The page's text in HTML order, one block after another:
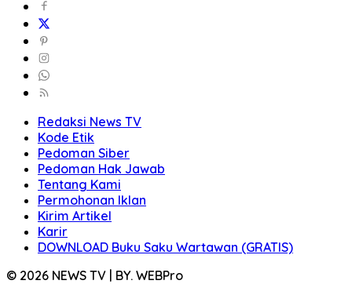
Redaksi News TV
Kode Etik
Pedoman Siber
Pedoman Hak Jawab
Tentang Kami
Permohonan Iklan
Kirim Artikel
Karir
DOWNLOAD Buku Saku Wartawan (GRATIS)
© 2026 NEWS TV | BY. WEBPro